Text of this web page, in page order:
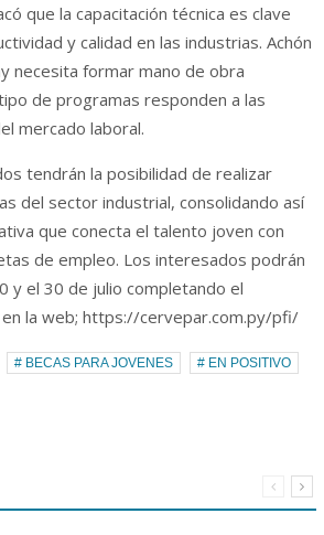
que la capacitación técnica es clave
y calidad en las industrias. Achón
necesita formar mano de obra
de programas responden a las
mercado laboral.
tendrán la posibilidad de realizar
del sector industrial, consolidando así
que conecta el talento joven con
de empleo. Los interesados podrán
y el 30 de julio completando el
la web; https://cervepar.com.py/pfi/
# BECAS PARA JOVENES # EN POSITIVO